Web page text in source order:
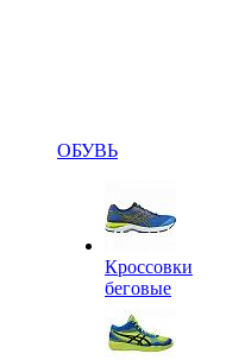
ОБУВЬ
Кроссовки
беговые